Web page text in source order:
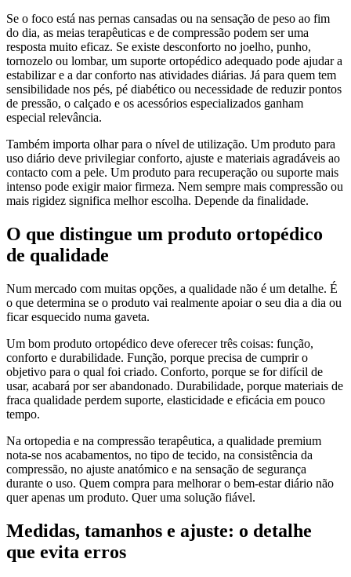
Se o foco está nas pernas cansadas ou na sensação de peso ao fim
do dia, as meias terapêuticas e de compressão podem ser uma
resposta muito eficaz. Se existe desconforto no joelho, punho,
tornozelo ou lombar, um suporte ortopédico adequado pode ajudar a
estabilizar e a dar conforto nas atividades diárias. Já para quem tem
sensibilidade nos pés, pé diabético ou necessidade de reduzir pontos
de pressão, o calçado e os acessórios especializados ganham
especial relevância.
Também importa olhar para o nível de utilização. Um produto para
uso diário deve privilegiar conforto, ajuste e materiais agradáveis ao
contacto com a pele. Um produto para recuperação ou suporte mais
intenso pode exigir maior firmeza. Nem sempre mais compressão ou
mais rigidez significa melhor escolha. Depende da finalidade.
O que distingue um produto ortopédico
de qualidade
Num mercado com muitas opções, a qualidade não é um detalhe. É
o que determina se o produto vai realmente apoiar o seu dia a dia ou
ficar esquecido numa gaveta.
Um bom produto ortopédico deve oferecer três coisas: função,
conforto e durabilidade. Função, porque precisa de cumprir o
objetivo para o qual foi criado. Conforto, porque se for difícil de
usar, acabará por ser abandonado. Durabilidade, porque materiais de
fraca qualidade perdem suporte, elasticidade e eficácia em pouco
tempo.
Na ortopedia e na compressão terapêutica, a qualidade premium
nota-se nos acabamentos, no tipo de tecido, na consistência da
compressão, no ajuste anatómico e na sensação de segurança
durante o uso. Quem compra para melhorar o bem-estar diário não
quer apenas um produto. Quer uma solução fiável.
Medidas, tamanhos e ajuste: o detalhe
que evita erros